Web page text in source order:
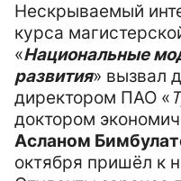
Нескрываемый
курса
«Национальные
развития» вызвал
директором ПАО «
доктором
Асланом
октября пришёл к